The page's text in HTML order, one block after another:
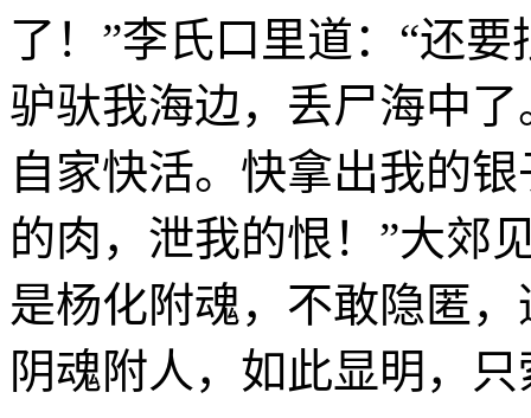
了！”李氏口里道：“还
驴驮我海边，丢尸海中
自家快活。快拿出我的
的肉，泄我的恨！”大郊
是杨化附魂，不敢隐匿
阴魂附人，如此显明，